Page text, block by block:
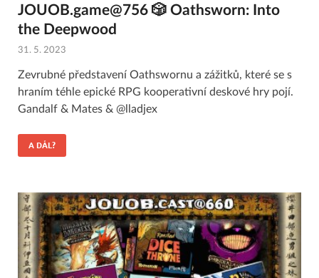
JOUOB.game@756 🎲 Oathsworn: Into
the Deepwood
31. 5. 2023
Zevrubné představení Oathswornu a zážitků, které se s
hraním téhle epické RPG kooperativní deskové hry pojí.
Gandalf & Mates & @lladjex
A DÁL?